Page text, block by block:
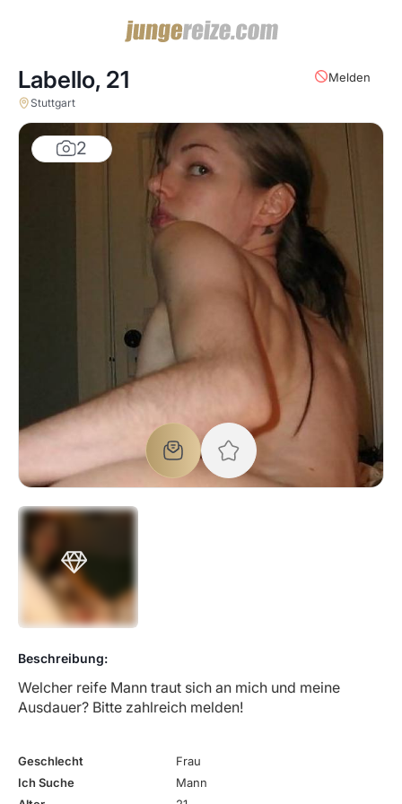
2
Melden
Labello, 21
Stuttgart
Beschreibung:
Welcher reife Mann traut sich an mich und meine
Ausdauer? Bitte zahlreich melden!
Geschlecht
Frau
Ich Suche
Mann